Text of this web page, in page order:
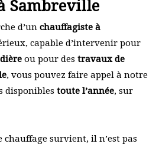
Sambreville
d’un chauffagiste à
capable d’intervenir pour
ou pour des travaux de
, vous pouvez faire appel à notre
disponibles toute l’année, sur
chauffage survient, il n’est pas